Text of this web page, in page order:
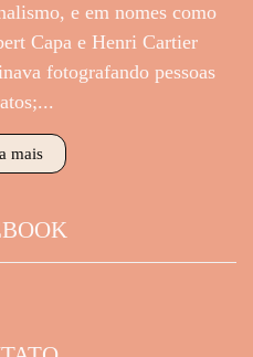
e em nomes como
Capa e Henri Cartier
fotografando pessoas
mais